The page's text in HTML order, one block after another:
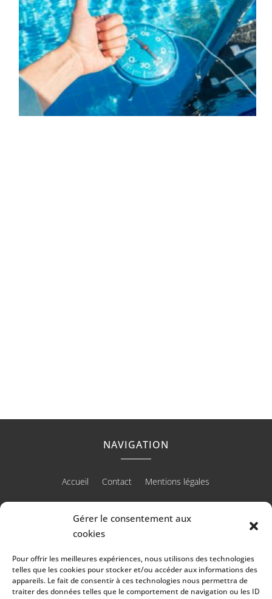
Gérer le consentement aux
cookies
Pour offrir les meilleures expériences, nous utilisons des technologies
telles que les cookies pour stocker et/ou accéder aux informations des
appareils. Le fait de consentir à ces technologies nous permettra de
traiter des données telles que le comportement de navigation ou les ID
NAVIGATION
Accueil Contact Mentions légales
RÉALISATION